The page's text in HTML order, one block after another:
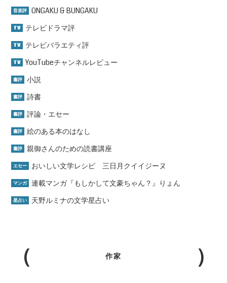
音楽評 ONGAKU & BUNGAKU
TV テレビドラマ評
TV テレビバラエティ評
TV YouTubeチャンネルレビュー
書評 小説
書評 詩書
書評 評論・エセー
書評 絵のある本のはなし
書評 親御さんのための読書講座
エセー おいしい文学レシピ 三日月クイイジーヌ
マンガ 連載マンガ『もしかして文豪ちゃん？』りょん
星占い 天野ルミナの文学星占い
作家